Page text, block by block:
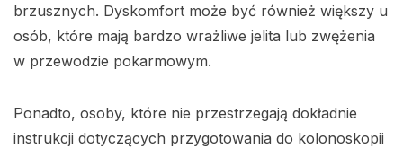
brzusznych. Dyskomfort może być również większy u
osób, które mają bardzo wrażliwe jelita lub zwężenia
w przewodzie pokarmowym.
Ponadto, osoby, które nie przestrzegają dokładnie
instrukcji dotyczących przygotowania do kolonoskopii